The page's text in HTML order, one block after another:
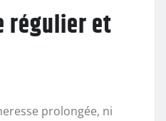
régulier et
prolongée, ni